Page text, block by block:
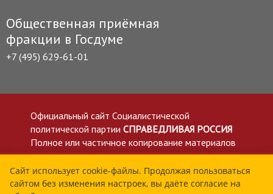
Общественная приёмная
фракции в Госдуме
+7 (495) 629-61-01
Официальный сайт Социалистической
политической партии СПРАВЕДЛИВАЯ РОССИЯ
Полное или частичное копирование материалов
приветствуется со ссылкой на сайт spravedlivo.ru
Политика в отношении обработки персональных
данных
Сайт использует cookie-файлы. Продолжая пользоваться
сайтом без изменения настроек, вы даёте согласие на